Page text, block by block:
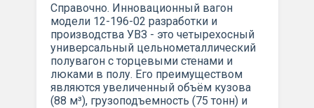
Справочно. Инновационный вагон
модели 12-196-02 разработки и
производства УВЗ - это четырехосный
универсальный цельнометаллический
полувагон с торцевыми стенами и
люками в полу. Его преимуществом
являются увеличенный объём кузова
(88 м³), грузоподъемность (75 тонн) и